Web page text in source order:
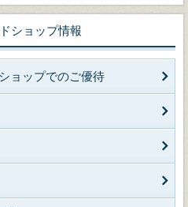
ショップ情報
ョップでのご優待